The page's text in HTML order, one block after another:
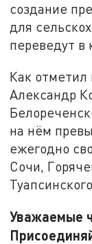
создание
для
переведут
Как
Александр
на нём
ежегодно
Сочи,
Уважаемые